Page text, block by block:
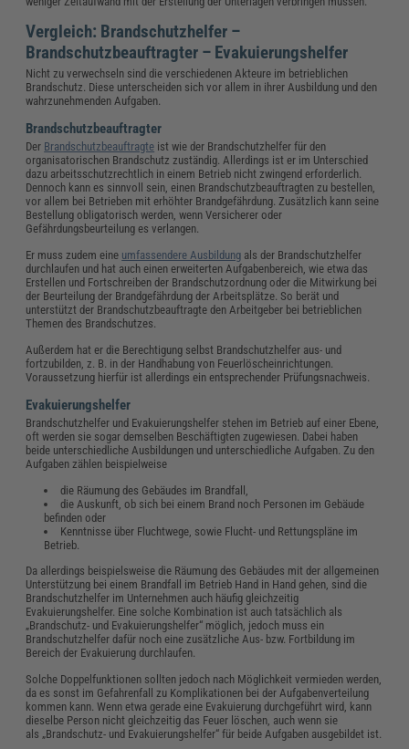
Vergleich: Brandschutzhelfer –
Brandschutzbeauftragter – Evakuierungshelfer
Nicht zu verwechseln sind die verschiedenen Akteure im betrieblichen
Brandschutz. Diese unterscheiden sich vor allem in ihrer Ausbildung und den
wahrzunehmenden Aufgaben.
Brandschutzbeauftragter
Der Brandschutzbeauftragte ist wie der Brandschutzhelfer für den
organisatorischen Brandschutz zuständig. Allerdings ist er im Unterschied
dazu arbeitsschutzrechtlich in einem Betrieb nicht zwingend erforderlich.
Dennoch kann es sinnvoll sein, einen Brandschutzbeauftragten zu bestellen,
vor allem bei Betrieben mit erhöhter Brandgefährdung. Zusätzlich kann seine
Bestellung obligatorisch werden, wenn Versicherer oder
Gefährdungsbeurteilung es verlangen.
Er muss zudem eine umfassendere Ausbildung als der Brandschutzhelfer
durchlaufen und hat auch einen erweiterten Aufgabenbereich, wie etwa das
Erstellen und Fortschreiben der Brandschutzordnung oder die Mitwirkung bei
der Beurteilung der Brandgefährdung der Arbeitsplätze. So berät und
unterstützt der Brandschutzbeauftragte den Arbeitgeber bei betrieblichen
Themen des Brandschutzes.
Außerdem hat er die Berechtigung selbst Brandschutzhelfer aus- und
fortzubilden, z. B. in der Handhabung von Feuerlöscheinrichtungen.
Voraussetzung hierfür ist allerdings ein entsprechender Prüfungsnachweis.
Evakuierungshelfer
Brandschutzhelfer und Evakuierungshelfer stehen im Betrieb auf einer Ebene,
oft werden sie sogar demselben Beschäftigten zugewiesen. Dabei haben
beide unterschiedliche Ausbildungen und unterschiedliche Aufgaben. Zu den
Aufgaben zählen beispielweise
die Räumung des Gebäudes im Brandfall,
die Auskunft, ob sich bei einem Brand noch Personen im Gebäude
befinden oder
Kenntnisse über Fluchtwege, sowie Flucht- und Rettungspläne im
Betrieb.
Da allerdings beispielsweise die Räumung des Gebäudes mit der allgemeinen
Unterstützung bei einem Brandfall im Betrieb Hand in Hand gehen, sind die
Brandschutzhelfer im Unternehmen auch häufig gleichzeitig
Evakuierungshelfer. Eine solche Kombination ist auch tatsächlich als
„Brandschutz- und Evakuierungshelfer“ möglich, jedoch muss ein
Brandschutzhelfer dafür noch eine zusätzliche Aus- bzw. Fortbildung im
Bereich der Evakuierung durchlaufen.
Solche Doppelfunktionen sollten jedoch nach Möglichkeit vermieden werden,
da es sonst im Gefahrenfall zu Komplikationen bei der Aufgabenverteilung
kommen kann. Wenn etwa gerade eine Evakuierung durchgeführt wird, kann
dieselbe Person nicht gleichzeitig das Feuer löschen, auch wenn sie
als „Brandschutz- und Evakuierungshelfer“ für beide Aufgaben ausgebildet ist.